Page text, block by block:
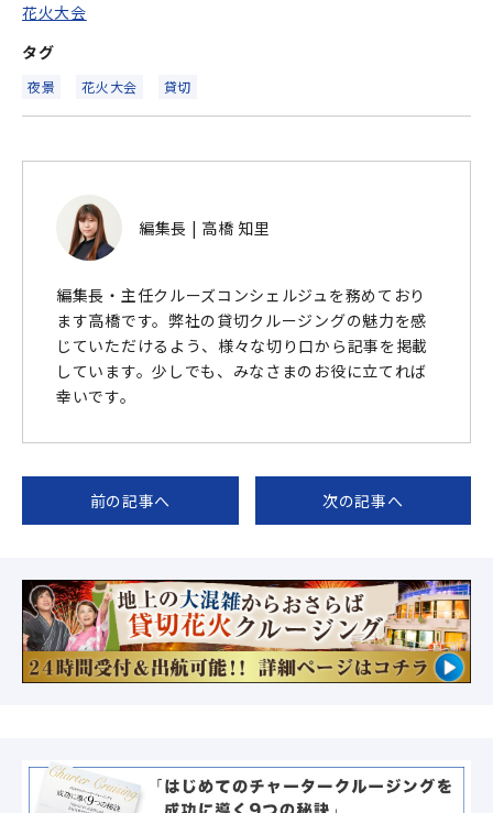
花火大会
タグ
夜景 花火大会 貸切
編集長 | 高橋 知里
編集長・主任クルーズコンシェルジュを務めており
ます高橋です。弊社の貸切クルージングの魅力を感
じていただけるよう、様々な切り口から記事を掲載
しています。少しでも、みなさまのお役に立てれば
幸いです。
前の記事へ 次の記事へ